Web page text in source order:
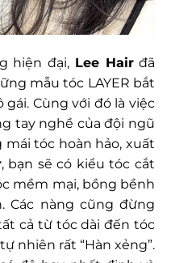
hiện đại,Lee Hairđã
mẫu tóc LAYER bắt
Cùng với đó là việc
tay nghề của đội ngũ
tóc hoàn hảo, xuất
, bạn sẽ có kiểu tóc cắt
mềm mại, bồng bềnh
Các nàng cũng đừng
cả từ tóc dài đến tóc
nhiên rất “Hàn xẻng”.